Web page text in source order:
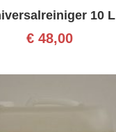
10 L
€ 48,00